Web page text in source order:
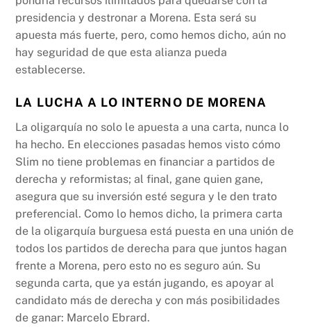
presidencia y destronar a Morena. Esta será su
apuesta más fuerte, pero, como hemos dicho, aún no
hay seguridad de que esta alianza pueda
establecerse.
LA LUCHA A LO INTERNO DE MORENA
La oligarquía no solo le apuesta a una carta, nunca lo
ha hecho. En elecciones pasadas hemos visto cómo
Slim no tiene problemas en financiar a partidos de
derecha y reformistas; al final, gane quien gane,
asegura que su inversión esté segura y le den trato
preferencial. Como lo hemos dicho, la primera carta
de la oligarquía burguesa está puesta en una unión de
todos los partidos de derecha para que juntos hagan
frente a Morena, pero esto no es seguro aún. Su
segunda carta, que ya están jugando, es apoyar al
candidato más de derecha y con más posibilidades
de ganar: Marcelo Ebrard.